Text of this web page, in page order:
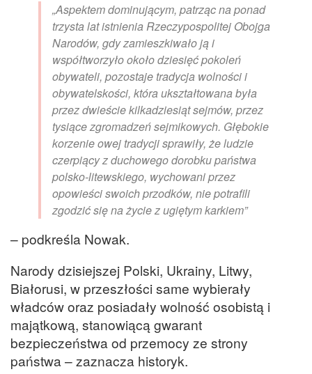
„Aspektem dominującym, patrząc na ponad
trzysta lat istnienia Rzeczypospolitej Obojga
Narodów, gdy zamieszkiwało ją i
współtworzyło około dziesięć pokoleń
obywateli, pozostaje tradycja wolności i
obywatelskości, która ukształtowana była
przez dwieście kilkadziesiąt sejmów, przez
tysiące zgromadzeń sejmikowych. Głębokie
korzenie owej tradycji sprawiły, że ludzie
czerpiący z duchowego dorobku państwa
polsko-litewskiego, wychowani przez
opowieści swoich przodków, nie potrafili
zgodzić się na życie z ugiętym karkiem”
– podkreśla Nowak.
Narody dzisiejszej Polski, Ukrainy, Litwy,
Białorusi, w przeszłości same wybierały
władców oraz posiadały wolność osobistą i
majątkową, stanowiącą gwarant
bezpieczeństwa od przemocy ze strony
państwa – zaznacza historyk.